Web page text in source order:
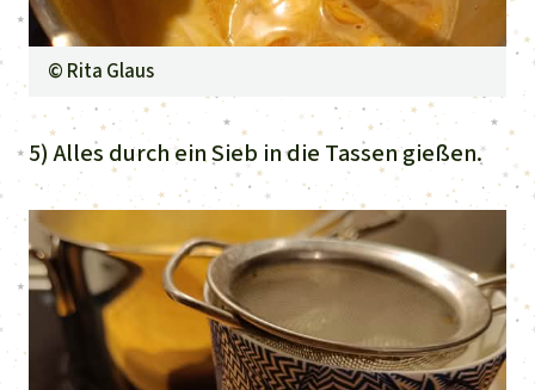
© Rita Glaus
5) Alles durch ein Sieb in die Tassen gießen.